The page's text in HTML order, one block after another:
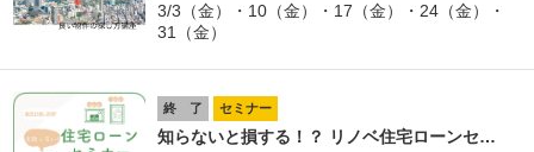
3/3（金）・10（金）・17（金）・24（金）・
31（金）
終 了 セミナー
知らないと損する！？ リノベ住宅ローンセ…